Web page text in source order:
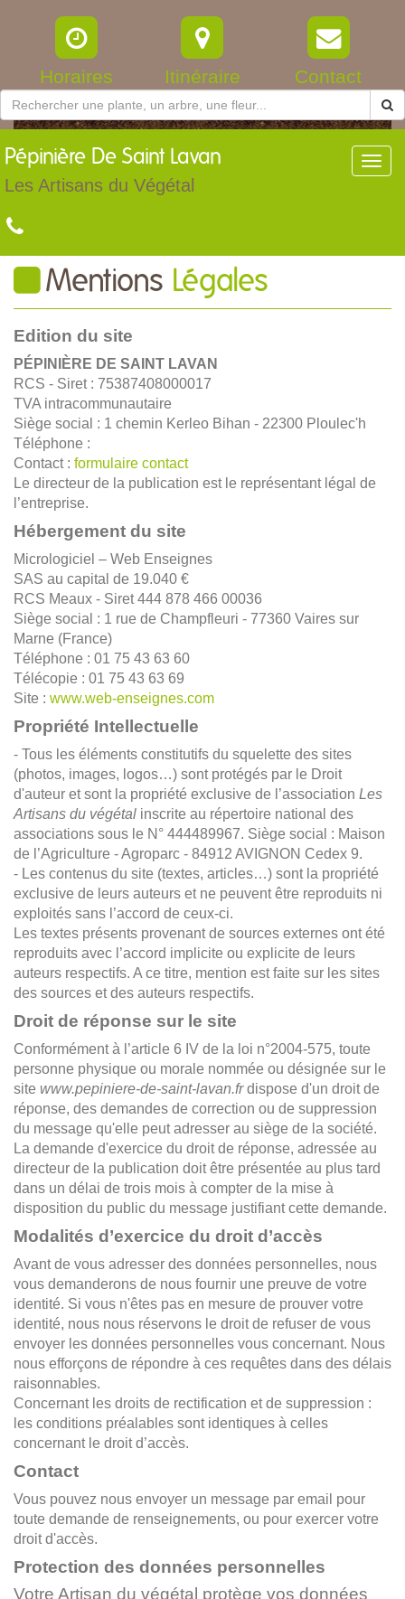
Horaires Itinéraire Contact
Pépinière De Saint Lavan
Les Artisans du Végétal
Mentions Légales
Edition du site
PÉPINIÈRE DE SAINT LAVAN
RCS - Siret : 75387408000017
TVA intracommunautaire
Siège social : 1 chemin Kerleo Bihan - 22300 Ploulec'h
Téléphone :
Contact : formulaire contact
Le directeur de la publication est le représentant légal de
l’entreprise.
Hébergement du site
Micrologiciel – Web Enseignes
SAS au capital de 19.040 €
RCS Meaux - Siret 444 878 466 00036
Siège social : 1 rue de Champfleuri - 77360 Vaires sur
Marne (France)
Téléphone : 01 75 43 63 60
Télécopie : 01 75 43 63 69
Site : www.web-enseignes.com
Propriété Intellectuelle
- Tous les éléments constitutifs du squelette des sites
(photos, images, logos…) sont protégés par le Droit
d'auteur et sont la propriété exclusive de l’association Les
Artisans du végétal inscrite au répertoire national des
associations sous le N° 444489967. Siège social : Maison
de l’Agriculture - Agroparc - 84912 AVIGNON Cedex 9.
- Les contenus du site (textes, articles…) sont la propriété
exclusive de leurs auteurs et ne peuvent être reproduits ni
exploités sans l’accord de ceux-ci.
Les textes présents provenant de sources externes ont été
reproduits avec l’accord implicite ou explicite de leurs
auteurs respectifs. A ce titre, mention est faite sur les sites
des sources et des auteurs respectifs.
Droit de réponse sur le site
Conformément à l’article 6 IV de la loi n°2004-575, toute
personne physique ou morale nommée ou désignée sur le
site www.pepiniere-de-saint-lavan.frdispose d'un droit de
réponse, des demandes de correction ou de suppression
du message qu'elle peut adresser au siège de la société.
La demande d'exercice du droit de réponse, adressée au
directeur de la publication doit être présentée au plus tard
dans un délai de trois mois à compter de la mise à
disposition du public du message justifiant cette demande.
Modalités d’exercice du droit d’accès
Avant de vous adresser des données personnelles, nous
vous demanderons de nous fournir une preuve de votre
identité. Si vous n'êtes pas en mesure de prouver votre
identité, nous nous réservons le droit de refuser de vous
envoyer les données personnelles vous concernant. Nous
nous efforçons de répondre à ces requêtes dans des délais
raisonnables.
Concernant les droits de rectification et de suppression :
les conditions préalables sont identiques à celles
concernant le droit d’accès.
Contact
Vous pouvez nous envoyer un message par email pour
toute demande de renseignements, ou pour exercer votre
droit d'accès.
Protection des données personnelles
Votre Artisan du végétal protège vos données